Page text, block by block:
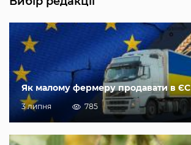
Як малому фермеру продавати в ЄС
3 липня 785